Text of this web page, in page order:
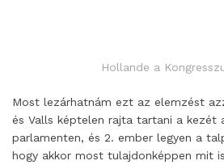
Hollande a
Most lezárhatnám ezt az elemzést
és Valls képtelen rajta tartani a kezét
parlamenten, és 2. ember legyen a
hogy akkor most tulajdonképpen mit